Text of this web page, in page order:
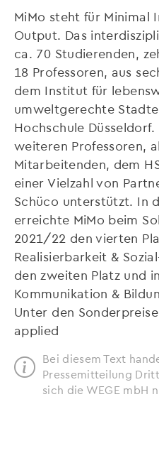
MiMo steht für Minimal
Output. Das
ca. 70 Studierenden,
18 Professoren, aus
dem Institut für
umweltgerechte
Hochschule
weiteren Professoren,
Mitarbeitenden, dem
einer Vielzahl von
Schüco unterstützt. In
erreichte MiMo beim
2021/22 den vierten
Realisierbarkeit &
den zweiten Platz und
Kommunikation &
Unter den
applied
Bei diesem Text
Pressemitteilung
sich die WEGE mbH